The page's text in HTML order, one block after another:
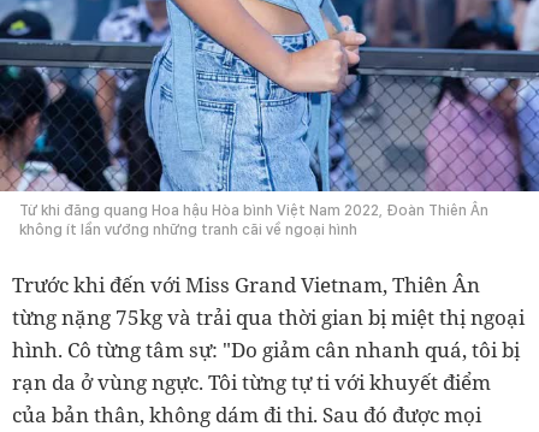
Từ khi đăng quang Hoa hậu Hòa bình Việt Nam 2022, Đoàn Thiên Ân
không ít lần vướng những tranh cãi về ngoại hình
Trước khi đến với Miss Grand Vietnam, Thiên Ân
từng nặng 75kg và trải qua thời gian bị miệt thị ngoại
hình. Cô từng tâm sự: "Do giảm cân nhanh quá, tôi bị
rạn da ở vùng ngực. Tôi từng tự ti với khuyết điểm
của bản thân, không dám đi thi. Sau đó được mọi